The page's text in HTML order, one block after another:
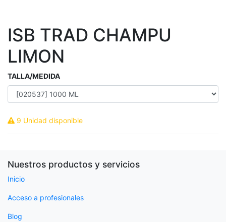
ISB TRAD CHAMPU
LIMON
TALLA/MEDIDA
9 Unidad disponible
Nuestros productos y servicios
Inicio
Acceso a profesionales
Blog